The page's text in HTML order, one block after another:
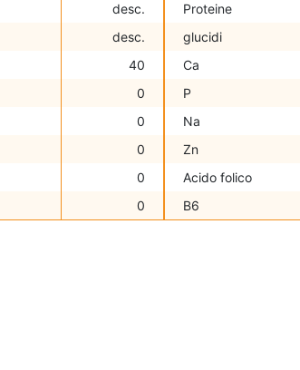
desc.
desc.
40
0
0
0
0
0
Proteine
glucidi
Ca
P
Na
Zn
Acido folico
B6